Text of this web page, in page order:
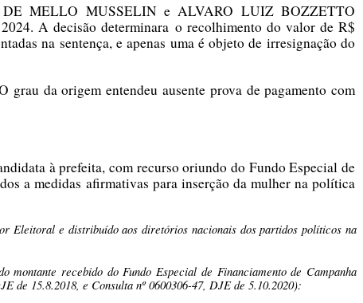
DE MELLO MUSSELIN e ALVARO LUIZ BOZZETTO
A decisão determinara o recolhimento do valor de R$
na sentença, e apenas uma é objeto de irresignação do
da origem entendeu ausente prova de pagamento com
à prefeita, com recurso oriundo do Fundo Especial de
a medidas afirmativas para inserção da mulher na política
Eleitoral e distribuído aos diretórios nacionais dos partidos políticos na
montante recebido do Fundo Especial de Financiamento de Campanha
de 15.8.2018, e Consulta nº 0600306-47, DJE de 5.10.2020):